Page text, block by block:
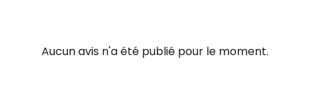
Aucun avis n'a été publié pour le moment.